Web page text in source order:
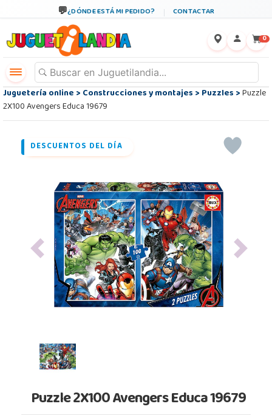
¿DÓNDE ESTÁ MI PEDIDO? CONTACTAR
0
Juguetería online>Construcciones y montajes>Puzzles>Puzzle
2X100 Avengers Educa 19679
DESCUENTOS DEL DÍA
Previous Next
Puzzle 2X100 Avengers Educa 19679